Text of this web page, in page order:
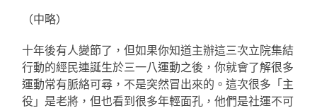
（中略）
十年後有人變節了，但如果你知道主辦這三次立院集結
行動的經民連誕生於三一八運動之後，你就會了解很多
運動常有脈絡可尋，不是突然冒出來的。這次很多「主
役」是老將，但也看到很多年輕面孔，他們是社運不可